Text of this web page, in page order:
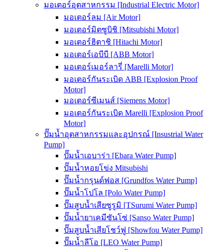
มอเตอร์อุตสาหกรรม [Industrial Electric Motor]
มอเตอร์ลม [Air Motor]
มอเตอร์มิตซูบิชิ [Mitsubishi Motor]
มอเตอร์ฮิตาชิ [Hitachi Motor]
มอเตอร์เอบีบี [ABB Motor]
มอเตอร์เมอร์ลารี่ [Marelli Motor]
มอเตอร์กันระเบิด ABB [Explosion Proof
Motor]
มอเตอร์ซีเมนส์ [Siemens Motor]
มอเตอร์กันระเบิด Marelli [Explosion Proof
Motor]
ปั๊มน้ำอุตสาหกรรมและอุปกรณ์ [Insustrial Water
Pump]
ปั๊มน้ำเอบาร่า [Ebara Water Pump]
ปั๊มน้ำหอยโข่ง Mitsubishi
ปั๊มน้ำกรุนด์ฟอส [Grundfos Water Pump]
ปั๊มน้ำโปโล [Polo Water Pump]
ปั๊มสูบน้ำเสียซูรูมิ [TSurumi Water Pump]
ปั๊มน้ำยาเคมีซันโซ่ [Sanso Water Pump]
ปั๊มสูบน้ำเสียโชว์ฟู [Showfou Water Pump]
ปั๊มน้ำลีโอ [LEO Water Pump]